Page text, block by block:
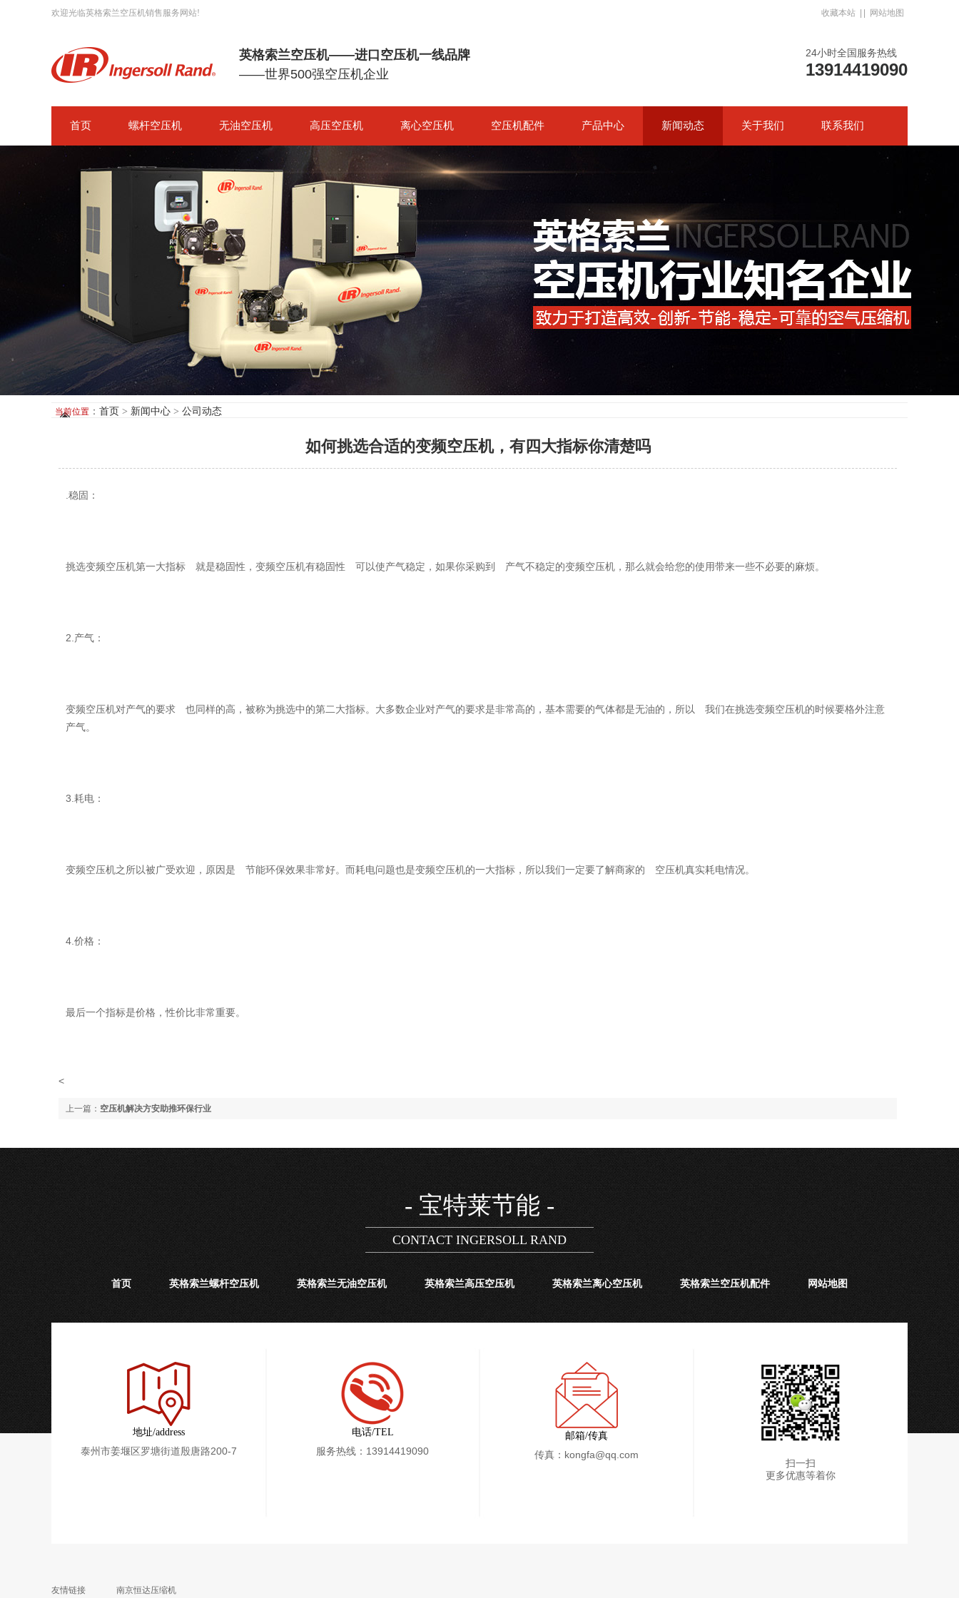
欢迎光临英格索兰空压机销售服务网站! 收藏本站 网站地图
英格索兰空压机——进口空压机一线品牌
——世界500强空压机企业
24小时全国服务热线
13914419090
首页 螺杆空压机 无油空压机 高压空压机 离心空压机 空压机配件 产品中心 新闻动态 关于我们 联系我们
当前位置 ： 首页 > 新闻中心 > 公司动态
如何挑选合适的变频空压机，有四大指标你清楚吗
.稳固：
挑选变频空压机第一大指标 就是稳固性，变频空压机有稳固性 可以使产气稳定，如果你采购到 产气不稳定的变频空压机，那么就会给您的使用带来一些不必要的麻烦。
2.产气：
变频空压机对产气的要求 也同样的高，被称为挑选中的第二大指标。大多数企业对产气的要求是非常高的，基本需要的气体都是无油的，所以 我们在挑选变频空压机的时候要格外注意
产气。
3.耗电：
变频空压机之所以被广受欢迎，原因是 节能环保效果非常好。而耗电问题也是变频空压机的一大指标，所以我们一定要了解商家的 空压机真实耗电情况。
4.价格：
最后一个指标是价格，性价比非常重要。
<
上一篇： 空压机解决方安助推环保行业
- 宝特莱节能 -
CONTACT INGERSOLL RAND
首页 英格索兰螺杆空压机 英格索兰无油空压机 英格索兰高压空压机 英格索兰离心空压机 英格索兰空压机配件 网站地图
地址/address
泰州市姜堰区罗塘街道殷唐路200-7
电话/TEL
服务热线：13914419090
邮箱/传真
传真：kongfa@qq.com
扫一扫
更多优惠等着你
友情链接 南京恒达压缩机